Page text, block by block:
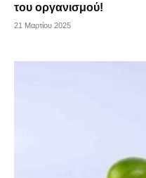
του οργανισμού!
21 Μαρτίου 2025